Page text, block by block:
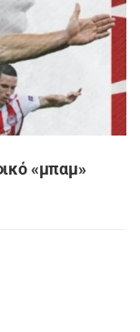
«μπαμ»